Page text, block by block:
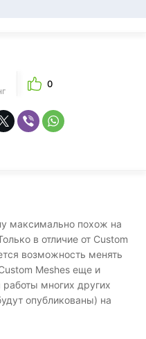
0
максимально похож на
в отличие от Custom
возможность менять
Meshes еще и
многих других
опубликованы) на